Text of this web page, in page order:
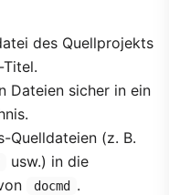
des Quellprojekts
Dateien sicher in ein
Quelldateien (z. B.
usw.) in die
docmd
.